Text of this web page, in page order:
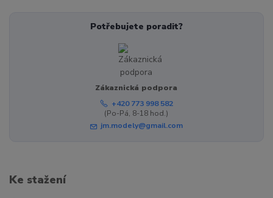
Potřebujete poradit?
Zákaznická podpora
+420 773 998 582
(Po-Pá, 8-18 hod.)
jm.modely@gmail.com
Ke stažení